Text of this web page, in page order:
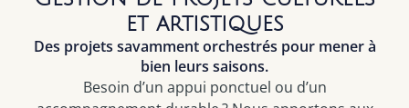
et artistiques
Des projets savamment orchestrés pour mener à
bien leurs saisons.
Besoin d’un appui ponctuel ou d’un